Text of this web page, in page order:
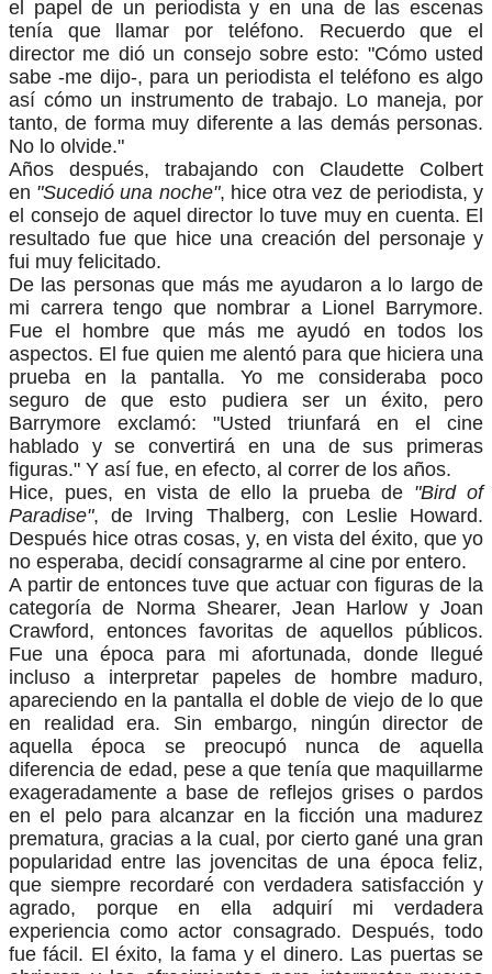
el papel de un periodista y en una de las escenas
tenía que llamar por teléfono. Recuerdo que el
director me dió un consejo sobre esto: "Cómo usted
sabe -me dijo-, para un periodista el teléfono es algo
así cómo un instrumento de trabajo. Lo maneja, por
tanto, de forma muy diferente a las demás personas.
No lo olvide."
Años después, trabajando con Claudette Colbert
en "Sucedió una noche", hice otra vez de periodista, y
el consejo de aquel director lo tuve muy en cuenta. El
resultado fue que hice una creación del personaje y
fui muy felicitado.
De las personas que más me ayudaron a lo largo de
mi carrera tengo que nombrar a Lionel Barrymore.
Fue el hombre que más me ayudó en todos los
aspectos. El fue quien me alentó para que hiciera una
prueba en la pantalla. Yo me consideraba poco
seguro de que esto pudiera ser un éxito, pero
Barrymore exclamó: "Usted triunfará en el cine
hablado y se convertirá en una de sus primeras
figuras." Y así fue, en efecto, al correr de los años.
Hice, pues, en vista de ello la prueba de "Bird of
Paradise", de Irving Thalberg, con Leslie Howard.
Después hice otras cosas, y, en vista del éxito, que yo
no esperaba, decidí consagrarme al cine por entero.
A partir de entonces tuve que actuar con figuras de la
categoría de Norma Shearer, Jean Harlow y Joan
Crawford, entonces favoritas de aquellos públicos.
Fue una época para mi afortunada, donde llegué
incluso a interpretar papeles de hombre maduro,
apareciendo en la pantalla el doble de viejo de lo que
en realidad era. Sin embargo, ningún director de
aquella época se preocupó nunca de aquella
diferencia de edad, pese a que tenía que maquillarme
exageradamente a base de reflejos grises o pardos
en el pelo para alcanzar en la ficción una madurez
prematura, gracias a la cual, por cierto gané una gran
popularidad entre las jovencitas de una época feliz,
que siempre recordaré con verdadera satisfacción y
agrado, porque en ella adquirí mi verdadera
experiencia como actor consagrado. Después, todo
fue fácil. El éxito, la fama y el dinero. Las puertas se